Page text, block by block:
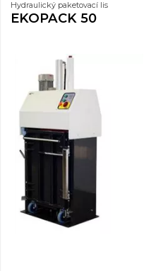
Hydraulický paketovací lis
EKOPACK 50